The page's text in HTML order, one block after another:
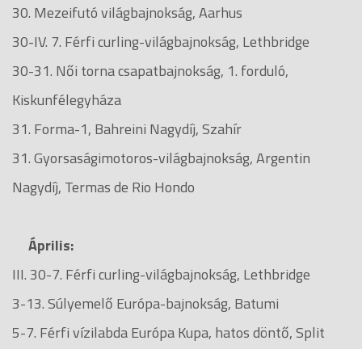
30. Mezeifutó világbajnokság, Aarhus
30-IV. 7. Férfi curling-világbajnokság, Lethbridge
30-31. Női torna csapatbajnokság, 1. forduló,
Kiskunfélegyháza
31. Forma-1, Bahreini Nagydíj, Szahír
31. Gyorsaságimotoros-világbajnokság, Argentin
Nagydíj, Termas de Rio Hondo
Április:
III. 30-7. Férfi curling-világbajnokság, Lethbridge
3-13. Súlyemelő Európa-bajnokság, Batumi
5-7. Férfi vízilabda Európa Kupa, hatos döntő, Split